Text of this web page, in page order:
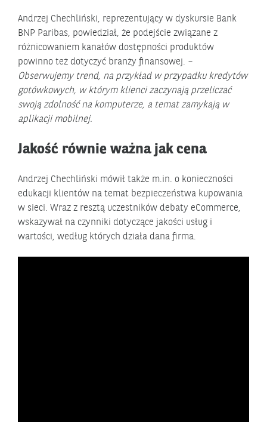
Andrzej Chechliński, reprezentujący w dyskursie Bank
BNP Paribas, powiedział, że podejście związane z
różnicowaniem kanałów dostępności produktów
powinno też dotyczyć branży finansowej. –
Obserwujemy trend, na przykład w przypadku kredytów
gotówkowych, w którym klienci zaczynają przeliczać
swoją zdolność na komputerze, a temat zamykają w
aplikacji mobilnej.
Jakość równie ważna jak cena
Andrzej Chechliński mówił także m.in. o konieczności
edukacji klientów na temat bezpieczeństwa kupowania
w sieci. Wraz z resztą uczestników debaty eCommerce,
wskazywał na czynniki dotyczące jakości usług i
wartości, według których działa dana firma.